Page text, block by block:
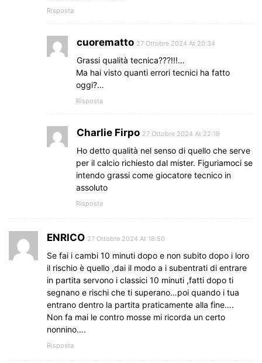
Risposta
cuorematto 27 Ottobre 2024 At 20:34
Grassi qualità tecnica???!!!…
Ma hai visto quanti errori tecnici ha fatto
oggi?…
Risposta
Charlie Firpo 27 Ottobre 2024 At 22:19
Ho detto qualità nel senso di quello che serve
per il calcio richiesto dal mister. Figuriamoci se
intendo grassi come giocatore tecnico in
assoluto
Risposta
ENRICO 27 Ottobre 2024 At 18:50
Se fai i cambi 10 minuti dopo e non subito dopo i loro
il rischio è quello ,dai il modo a i subentrati di entrare
in partita servono i classici 10 minuti ,fatti dopo ti
segnano e rischi che ti superano…poi quando i tua
entrano dentro la partita praticamente alla fine….
Non fa mai le contro mosse mi ricorda un certo
nonnino….
Risposta